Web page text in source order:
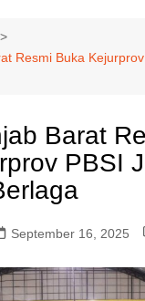
Resmi Buka Kejurprov
Barat
PBSI
September 16, 2025